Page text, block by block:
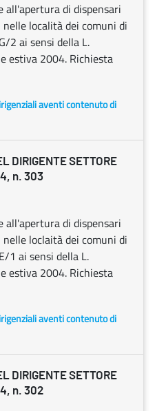
all'apertura di dispensari
località dei comuni di
2 ai sensi della L.
estiva 2004. Richiesta
aventi contenuto di
DIRIGENTE SETTORE
n. 303
all'apertura di dispensari
loclaità dei comuni di
1 ai sensi della L.
estiva 2004. Richiesta
aventi contenuto di
DIRIGENTE SETTORE
n. 302